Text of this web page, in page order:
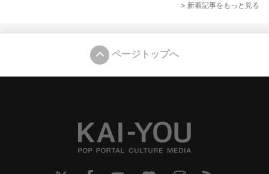
> 新着記事をもっと見る
ページトップへ